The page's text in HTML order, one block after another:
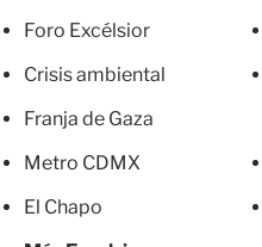
Foro Excélsior
Crisis ambiental
Franja de Gaza
Metro CDMX
El Chapo